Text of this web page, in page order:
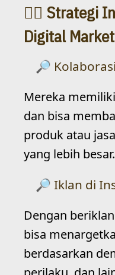
Strategi
Digital
Mereka
dan bisa
produk atau
yang lebih besar.
Iklan di
Dengan
bisa
berdasarkan